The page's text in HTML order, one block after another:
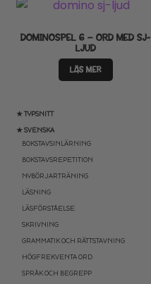
★ TYPSNITT
★ SVENSKA
BOKSTAVSINLÄRNING
BOKSTAVSREPETITION
NYBÖRJARTRÄNING
LÄSNING
LÄSFÖRSTÅELSE
SKRIVNING
GRAMMATIK OCH RÄTTSTAVNING
HÖGFREKVENTA ORD
SPRÅK OCH BEGREPP
DOMINOSPEL 6 – ORD MED SJ-
LJUD
LÄS MER